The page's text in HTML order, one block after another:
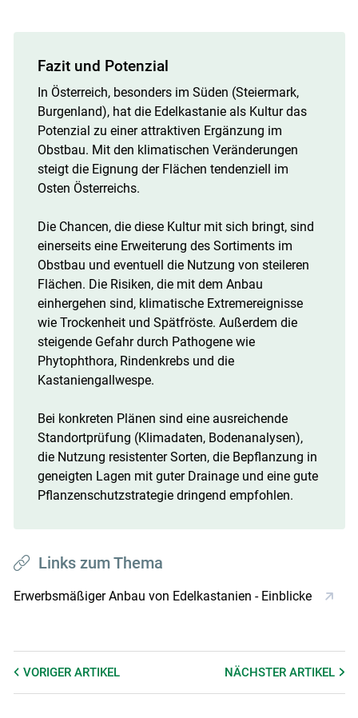
Fazit und Potenzial
In Österreich, besonders im Süden (Steiermark,
Burgenland), hat die Edelkastanie als Kultur das
Potenzial zu einer attraktiven Ergänzung im
Obstbau. Mit den klimatischen Veränderungen
steigt die Eignung der Flächen tendenziell im
Osten Österreichs.
Die Chancen, die diese Kultur mit sich bringt, sind
einerseits eine Erweiterung des Sortiments im
Obstbau und eventuell die Nutzung von steileren
Flächen. Die Risiken, die mit dem Anbau
einhergehen sind, klimatische Extremereignisse
wie Trockenheit und Spätfröste. Außerdem die
steigende Gefahr durch Pathogene wie
Phytophthora, Rindenkrebs und die
Kastaniengallwespe.
Bei konkreten Plänen sind eine ausreichende
Standortprüfung (Klimadaten, Bodenanalysen),
die Nutzung resistenter Sorten, die Bepflanzung in
geneigten Lagen mit guter Drainage und eine gute
Pflanzenschutzstrategie dringend empfohlen.
Links zum Thema
Erwerbsmäßiger Anbau von Edelkastanien - Einblicke
VORIGER ARTIKEL NÄCHSTERARTIKEL